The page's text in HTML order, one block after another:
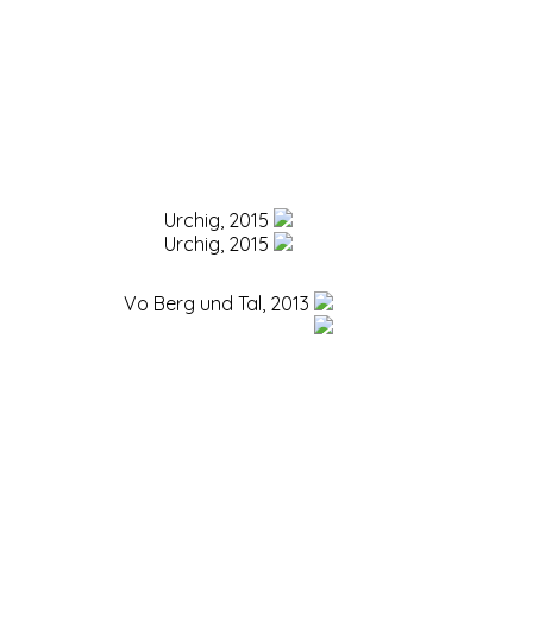
Urchig, 2015
Urchig, 2015
Vo Berg und Tal, 2013